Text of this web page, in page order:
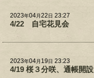
2023年04月22日 23:27
4/22 自宅花見会
2023年04月 19日 23:23
4/19 桜３分咲、通帳開設